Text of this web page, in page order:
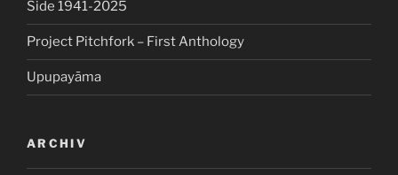
Side 1941-2025
Project Pitchfork – First Anthology
Upupayāma
ARCHIV